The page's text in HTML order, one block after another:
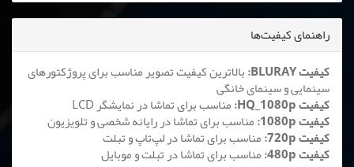
راهنمای کیفیت‌ها
کیفیت BLURAY:
بالاترین کیفیت تصویر مناسب برای پروژکتورهای
سینمایی و سینمای خانگی
کیفیت HQ_1080p: مناسب برای تماشا در نمایشگر LCD
کیفیت 1080p: مناسب برای تماشا در رایانه شخصی و تلویزیون
کیفیت 720p: مناسب برای تماشا در لپ‌تاپ و تبلت
کیفیت 480p: مناسب برای تماشا در تبلت و موبایل